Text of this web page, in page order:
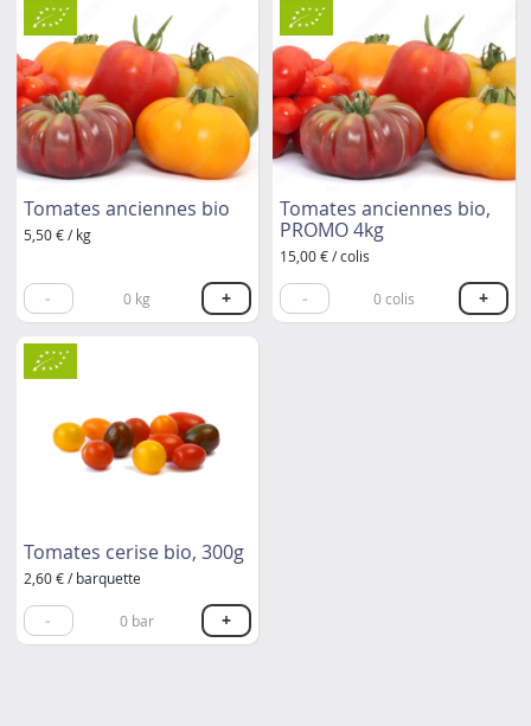
Tomates anciennes bio
5,50 € / kg
- 0 kg +
Tomates anciennes bio,
PROMO 4kg
15,00 € / colis
- 0colis +
Tomates cerise bio, 300g
2,60 € / barquette
- 0 bar +